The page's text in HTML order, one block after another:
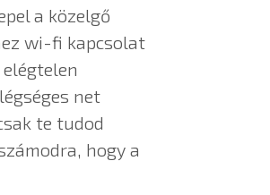
a közelgő
wi-fi kapcsolat
net
te tudod
hogy a